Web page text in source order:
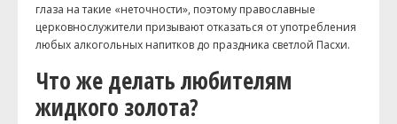
глаза на такие «неточности», поэтому православные
церковнослужители призывают отказаться от употребления
любых алкогольных напитков до праздника светлой Пасхи.
Что же делать любителям
жидкого золота?